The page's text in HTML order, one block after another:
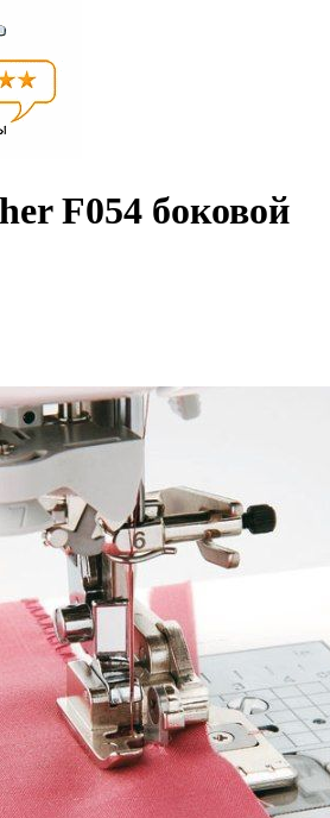
F054 боковой